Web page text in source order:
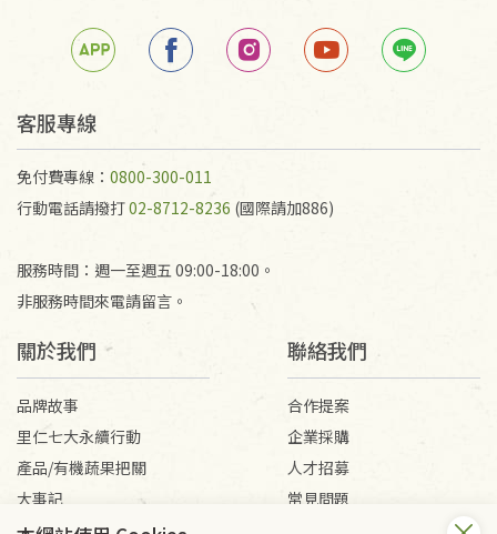
客服專線
免付費專線： 0800-300-011
行動電話請撥打02-8712-8236 (國際請加886)
服務時間：週一至週五 09:00-18:00。
非服務時間來電請留言。
關於我們
品牌故事
里仁七大永續行動
產品/有機蔬果把關
大事記
媒體報導
聯絡我們
合作提案
企業採購
人才招募
常見問題